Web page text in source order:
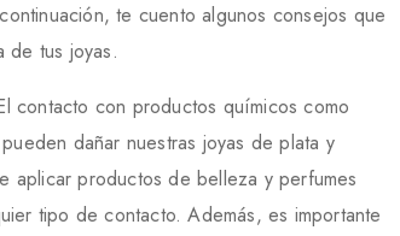
te cuento algunos consejos que
de tus joyas.
contacto con productos químicos como
dañar nuestras joyas de plata y
aplicar productos de belleza y perfumes
tipo de contacto. Además, es importante